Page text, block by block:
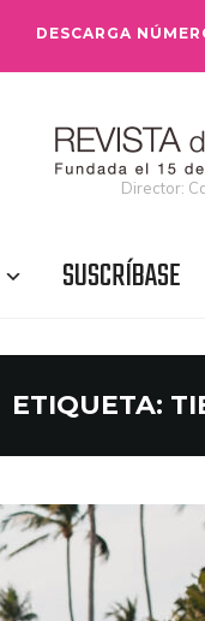
DESCARGA
Director:
SUSCRÍBASE
ETIQUETA: